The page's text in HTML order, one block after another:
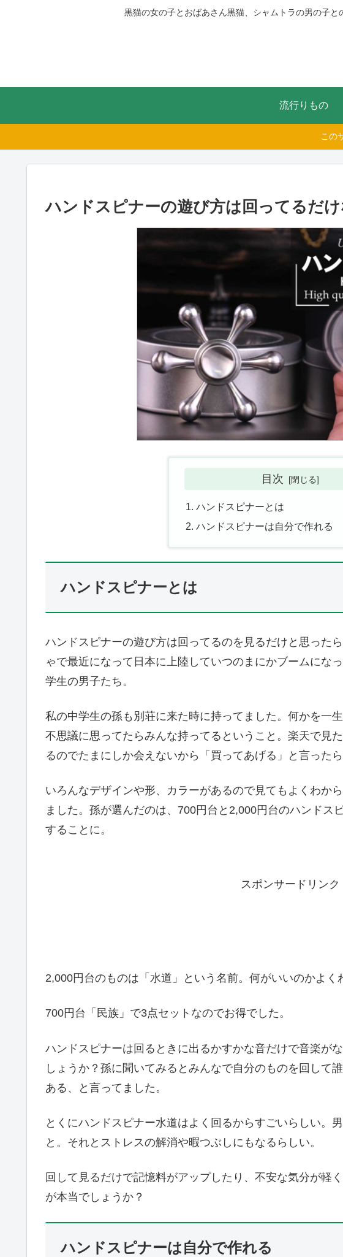
黒猫の女の子とおばあさん黒猫、シャムトラの男の子
流行りもの
この
ハンドスピナーの遊び方は回ってるだけ
目次
ハンドスピナーとは
ハンドスピナーは自分で作れる
ハンドスピナーとは
ハンドスピナーの遊び方は回ってるのを見るだけと思った
ゃで最近になって日本に上陸していつのまにかブームにな
学生の男子たち。
私の中学生の孫も別荘に来た時に持ってました。何かを一
不思議に思ってたらみんな持ってるということ。楽天で見
るのでたまにしか会えないから「買ってあげる」と言ったら
いろんなデザインや形、カラーがあるので見てもよくわか
ました。孫が選んだのは、700円台と2,000円台のハンドス
することに。
スポンサードリンク
2,000円台のものは「水道」という名前。何がいいのかよく
700円台「民族」で3点セットなのでお得でした。
ハンドスピナーは回るときに出るかすかな音だけで音楽が
しょうか？孫に聞いてみるとみんなで自分のものを回して
ある、と言ってました。
とくにハンドスピナー水道はよく回るからすごいらしい。
と。それとストレスの解消や暇つぶしにもなるらしい。
回して見るだけで記憶料がアップしたり、不安な気分が軽
が本当でしょうか？
ハンドスピナーは自分で作れる